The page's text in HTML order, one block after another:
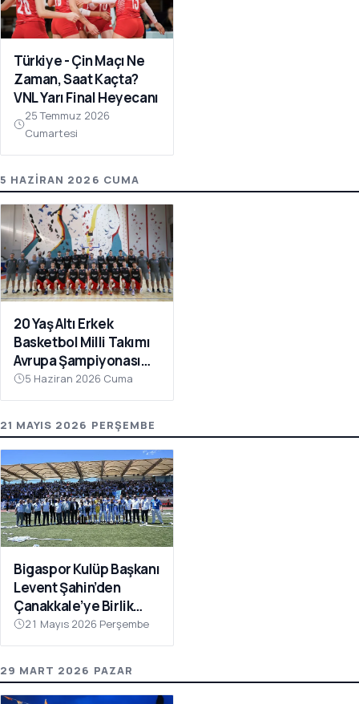
Türkiye - Çin Maçı Ne
Zaman, Saat Kaçta?
VNL Yarı Final Heyecanı
25 Temmuz 2026
Cumartesi
5 HAZIRAN 2026 CUMA
20 Yaş Altı Erkek
Basketbol Milli Takımı
Avrupa Şampiyonası
Hazırlıkları İçin
Çanakkale’de Kampa
5 Haziran 2026 Cuma
21 MAYIS 2026 PERŞEMBE
Bigaspor Kulüp Başkanı
Levent Şahin’den
Çanakkale’ye Birlik
Çağrısı
21 Mayıs 2026 Perşembe
29 MART 2026 PAZAR